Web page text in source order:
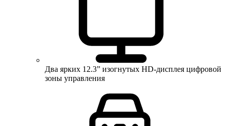
Два ярких 12.3” изогнутых HD-дисплея цифровой
зоны управления